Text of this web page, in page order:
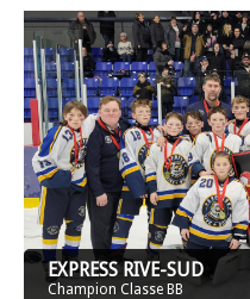
EXPRESS RIVE-SUD
Champion Classe BB